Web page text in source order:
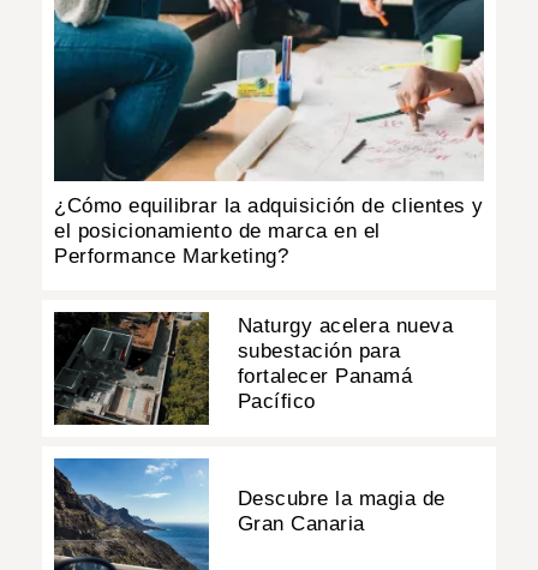
¿Cómo equilibrar la adquisición de clientes y
el posicionamiento de marca en el
Performance Marketing?
Naturgy acelera nueva
subestación para
fortalecer Panamá
Pacífico
Descubre la magia de
Gran Canaria